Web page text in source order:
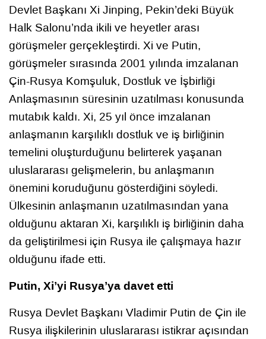
Devlet Başkanı Xi Jinping, Pekin’deki Büyük
Halk Salonu’nda ikili ve heyetler arası
görüşmeler gerçekleştirdi. Xi ve Putin,
görüşmeler sırasında 2001 yılında imzalanan
Çin-Rusya Komşuluk, Dostluk ve İşbirliği
Anlaşmasının süresinin uzatılması konusunda
mutabık kaldı. Xi, 25 yıl önce imzalanan
anlaşmanın karşılıklı dostluk ve iş birliğinin
temelini oluşturduğunu belirterek yaşanan
uluslararası gelişmelerin, bu anlaşmanın
önemini koruduğunu gösterdiğini söyledi.
Ülkesinin anlaşmanın uzatılmasından yana
olduğunu aktaran Xi, karşılıklı iş birliğinin daha
da geliştirilmesi için Rusya ile çalışmaya hazır
olduğunu ifade etti.
Putin, Xi’yi Rusya’ya davet etti
Rusya Devlet Başkanı Vladimir Putin de Çin ile
Rusya ilişkilerinin uluslararası istikrar açısından